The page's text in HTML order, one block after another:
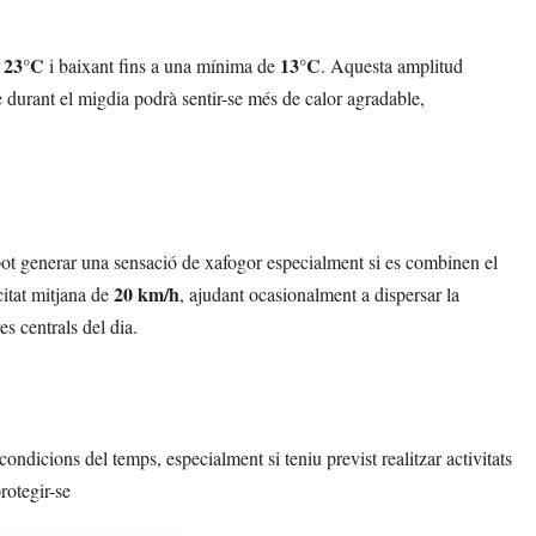
23°C i baixant fins a una mínima de 13°C. Aquesta amplitud
el migdia podrà sentir-se més de calor agradable,
generar una sensació de xafogor especialment si es combinen el
mitjana de20 km/h, ajudant ocasionalment a dispersar la
centrals del dia.
del temps, especialment si teniu previst realitzar activitats
se